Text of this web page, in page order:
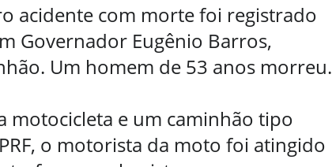
acidente com morte foi registrado
Governador Eugênio Barros,
Um homem de 53 anos morreu.
motocicleta e um caminhão tipo
o motorista da moto foi atingido